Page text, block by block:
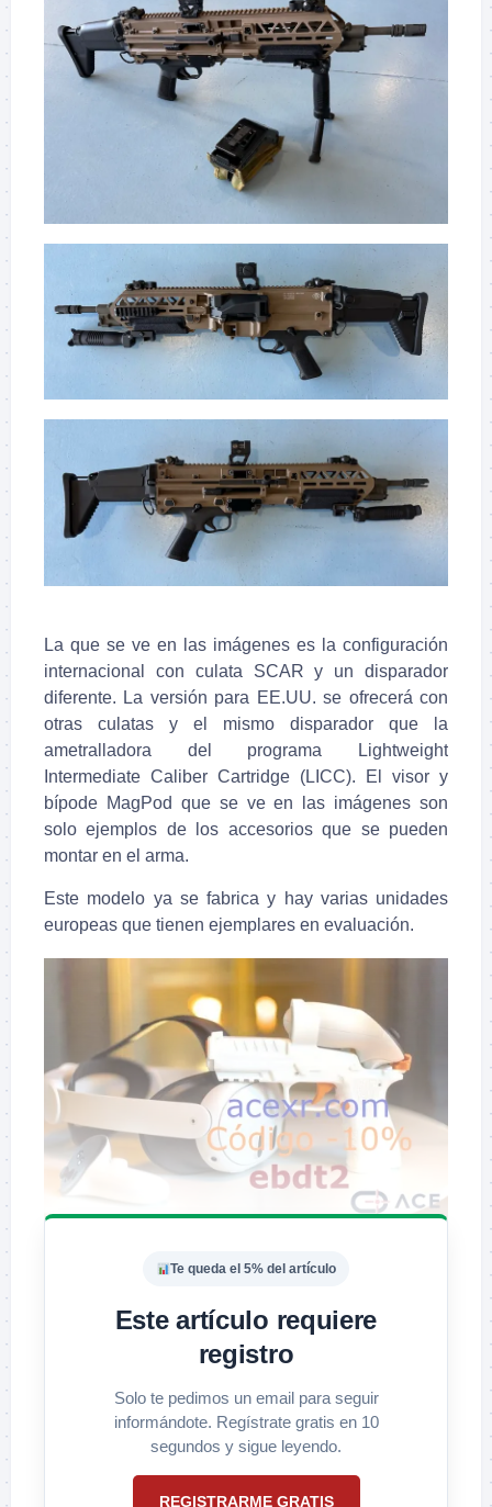
La que se ve en las imágenes es la configuración
internacional con culata SCAR y un disparador
diferente. La versión para EE.UU. se ofrecerá con
otras culatas y el mismo disparador que la
ametralladora del programa Lightweight
Intermediate Caliber Cartridge (LICC). El visor y
bípode MagPod que se ve en las imágenes son
solo ejemplos de los accesorios que se pueden
montar en el arma.
Este modelo ya se fabrica y hay varias unidades
europeas que tienen ejemplares en evaluación.
Te queda el 5% del artículo
Este artículo requiere
registro
Solo te pedimos un email para seguir
informándote. Regístrate gratis en 10
segundos y sigue leyendo.
REGISTRARME GRATIS